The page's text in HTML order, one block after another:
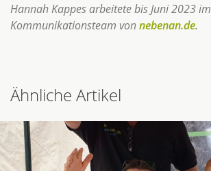
Hannah Kappes arbeitete bis Juni 2023 im
Kommunikationsteam vonnebenan.de.
Ähnliche Artikel